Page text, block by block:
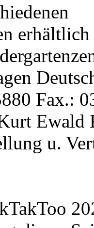
Fax.:
Ewald
u.